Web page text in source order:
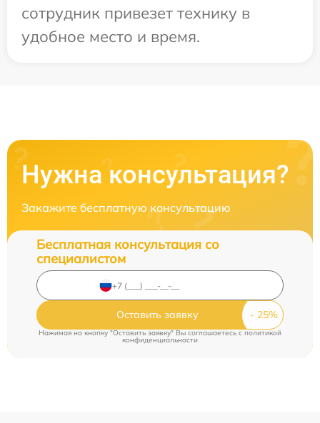
сотрудник привезет технику в
удобное место и время.
Нужна консультация?
Закажите бесплатную консультацию
Бесплатная консультация со
специалистом
Оставить заявку
Нажимая на кнопку "Оставить заявку" Вы соглашаетесь cполитикой
конфиденциальности